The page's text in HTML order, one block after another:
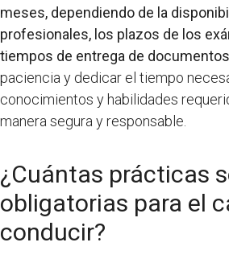
meses, dependiendo de la
profesionales, los plazos de los
tiempos de entrega de
paciencia y dedicar el tiempo
conocimientos y habilidades
manera segura y responsable.
¿Cuántas prácticas
obligatorias para el
conducir?